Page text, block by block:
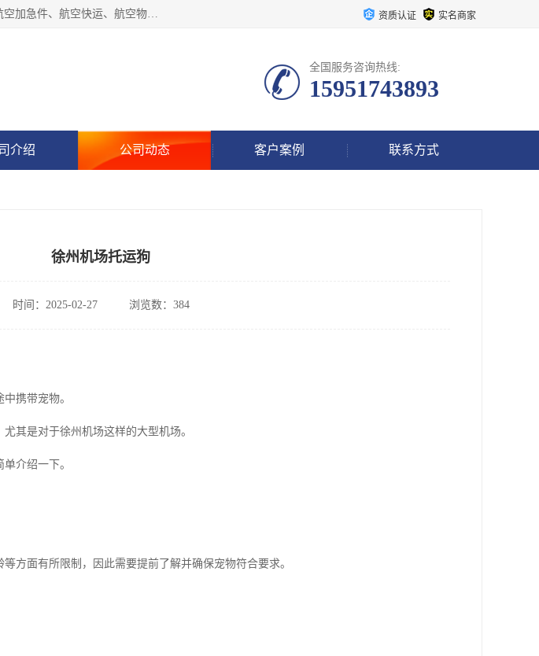
徐州福宝来物流有限公司专业从事机场航空货运、机场快递,航空快递、航空货运、宠物托运、航空加急件、航空快运、航空物流、航空托运、空运当日达等业务。 资质认证 实名商家
全国服务咨询热线:
15951743893
介绍 公司动态 客户案例 联系方式
徐州机场托运狗
时间：2025-02-27 浏览数：384
携带宠物。
其是对于徐州机场这样的大型机场。
介绍一下。
方面有所限制，因此需要提前了解并确保宠物符合要求。